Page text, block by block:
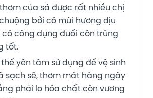
của sả được rất nhiều chị
bởi có mùi hương dịu
có công dụng đuổi côn trùng
tốt.
yên tâm sử dụng để vệ sinh
sạch sẽ, thơm mát hàng ngày
phải lo hóa chất còn vương